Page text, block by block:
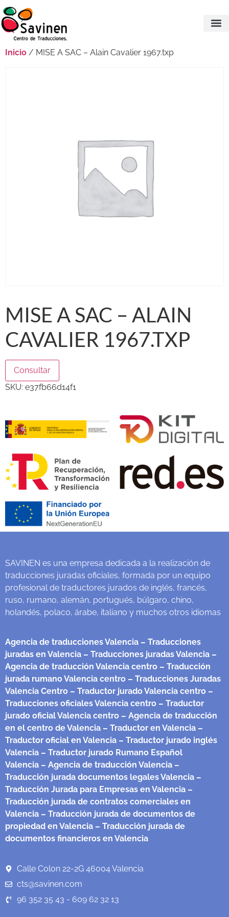
Inicio / MISE A SAC – Alain Cavalier 1967.txp
MISE A SAC – ALAIN
CAVALIER 1967.TXP
Consultar
SKU: e37fb66d14f1
SAVINEN es una empresa dedicada a la realización de
traducciones juradas oficiales, formada por un equipo
profesional de traductores jurados de inglés, francés,
ruso, rumano, alemán, portugués, búlgaro, chino,
holandés, polaco, árabe, italiano y muchos otros idiomas
Agencia de traducciones Valencia – Traducciones
juradas en Valencia – Traducciones juradas Valencia –
Agencia de traducción Valencia centro – Traducción
jurada rumano Valencia centro – Traducciones Juradas
Valencia Centro – Traductor jurado Valencia centro –
Traducciones oficiales Valencia centro – Traductor
jurado oficial Valencia centro – Agencia de traducción
en el centro de Valencia – Traductor en Valencia –
Traductor oficial en Valencia – Traductor jurado inglés
Valencia – Traductor jurado Rumano Español
Valencia – Agencia de traducción Valencia –
Traducción jurada documentos legales Valencia –
Traducción Jurada para Empresas en Valencia –
Traducción jurada de contratos comerciales en
Valencia – Traducción jurada de documentos de
propiedad en Valencia – Traducción jurada de
documentos financieros en Valencia
Calle Colon 22-2G 46004 Valencia
cts@savinen.com
96 352 35 43 - 609 62 32 13